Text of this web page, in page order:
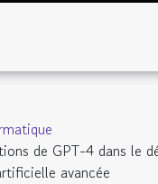
de GPT-4 dans le
avancée